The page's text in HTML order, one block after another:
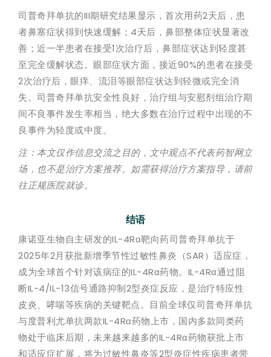
司普奇拜单抗的III期研究结果显示，首次用药2天后，患
者鼻塞症状得到快速缓解；4天后，鼻部整体症状显著改
善；近一半患者在接受1次治疗后，鼻部症状达到轻度甚
至完全缓解状态。眼部症状方面，接近90%的患者在接受
2次治疗后，眼痒、流泪等眼部症状达到轻微或完全消
失。司普奇拜单抗安全性良好，治疗组与安慰剂组治疗期
间不良事件发生率相当，绝大多数在治疗过程中出现的不
良事件为轻度或中度。
注：本文仅作信息交流之目的，文中观点不代表药智网立
场，也不是治疗方案推荐。如需获得治疗方案指导，请前
往正规医院就诊。
结语
康诺亚生物自主研发的IL-4Rα靶向药司普奇拜单抗于
2025年2月获批新增季节性过敏性鼻炎（SAR）适应症，
成为全球首个针对该病症的IL-4Rα药物。IL-4Rα通过阻
断IL-4/IL-13信号通路抑制2型炎症反应，是治疗特应性
皮炎、哮喘等疾病的关键靶点。目前全球仅司普奇拜单抗
与度普利尤单抗两款IL-4Rα药物上市，国内多款同类药
物处于临床后期，未来越来越多的IL-4Rα药物获批上市
和适应症扩展，将为过敏性鼻炎等2型炎症性疾病患者带